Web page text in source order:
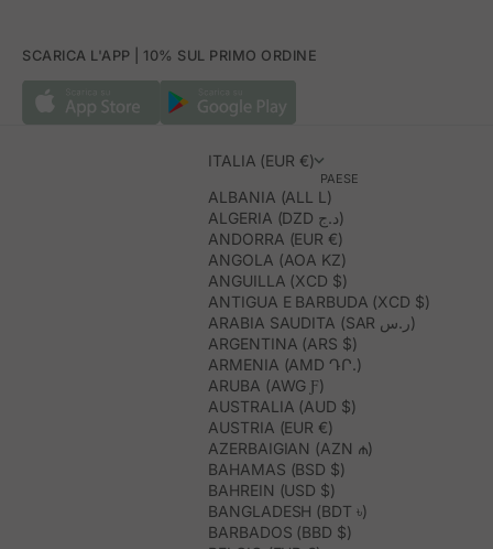
SCARICA L'APP | 10% SUL PRIMO ORDINE
ITALIA (EUR €)
PAESE
ALBANIA (ALL L)
ALGERIA (DZD د.ج)
ANDORRA (EUR €)
ANGOLA (AOA KZ)
ANGUILLA (XCD $)
ANTIGUA E BARBUDA (XCD $)
ARABIA SAUDITA (SAR ر.س)
ARGENTINA (ARS $)
ARMENIA (AMD ԴՐ.)
ARUBA (AWG Ƒ)
AUSTRALIA (AUD $)
AUSTRIA (EUR €)
AZERBAIGIAN (AZN ₼)
BAHAMAS (BSD $)
BAHREIN (USD $)
BANGLADESH (BDT ৳)
BARBADOS (BBD $)